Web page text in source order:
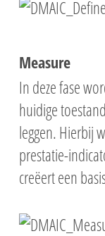
Measure
In deze fase
huidige
leggen. Hierbij
prestatie-
creëert een